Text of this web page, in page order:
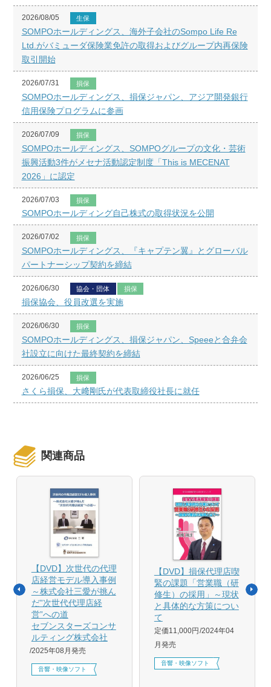
2026/08/05 生保
SOMPOホールディングス、海外子会社のSompo Life Re
Ltd.がバミューダ保険業免許の取得およびグループ内再保険
取引開始
2026/07/31 損保
SOMPOホールディングス、損保ジャパン、アジア開発銀行
信用保険プログラムに参画
2026/07/09 損保
SOMPOホールディングス、SOMPOグループの文化・芸術
振興活動3件がメセナ活動認定制度「This is MECENAT
2026」に認定
2026/07/03 損保
SOMPOホールディング自己株式の取得状況を公開
2026/07/02 損保
SOMPOホールディングス、『キャプテン翼』とグローバル
パートナーシップ契約を締結
2026/06/30 協会・団体 損保
損保協会、役員改選を実施
2026/06/30 損保
SOMPOホールディングス、損保ジャパン、Speeeと合弁会
社設立に向けた最終契約を締結
2026/06/25 損保
さくら損保、大﨑剛氏が代表取締役社長に就任
関連商品
【DVD】次世代の代理
店経営モデル導入事例
～株式会社三愛が挑ん
だ”次世代代理店経
営”への道
セブンスターズコンサ
ルティング株式会社
2025年08月発売
音響・映像ソフト
【DVD】損保代理店喫
緊の課題「営業職（研
修生）の採用」～現状
と具体的な方策につい
て
定価11,000円 2024年04
月発売
音響・映像ソフト